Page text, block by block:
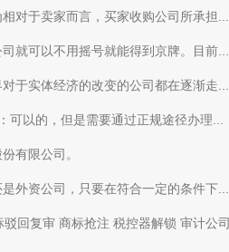
对于卖家而言，买家收购公司所承担...
就可以不用摇号就能得到京牌。目前...
于实体经济的改变的公司都在逐渐走...
以的，但是需要通过正规途径办理...
有限公司。
外资公司，只要在符合一定的条件下...
驳回复审 商标抢注 税控器解锁 审计公司